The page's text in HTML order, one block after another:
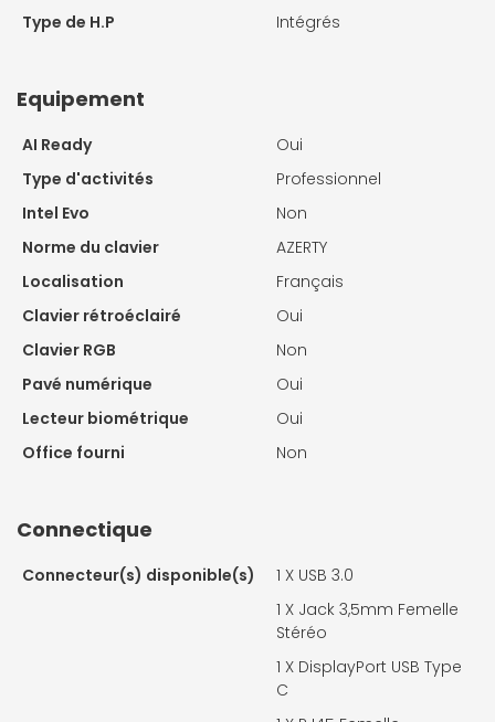
Type de H.P
Intégrés
Equipement
AI Ready
Oui
Type d'activités
Professionnel
Intel Evo
Non
Norme du clavier
AZERTY
Localisation
Français
Clavier rétroéclairé
Oui
Clavier RGB
Non
Pavé numérique
Oui
Lecteur biométrique
Oui
Office fourni
Non
Connectique
Connecteur(s) disponible(s) 1 X USB 3.0
1 X Jack 3,5mm Femelle
Stéréo
1 X DisplayPort USB Type
C